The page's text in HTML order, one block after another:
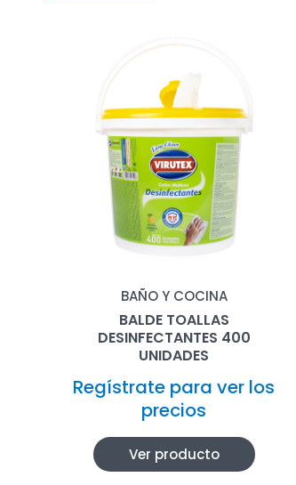
BAÑO Y COCINA
BALDE TOALLAS
DESINFECTANTES 400
UNIDADES
Regístrate para ver los
precios
Ver producto